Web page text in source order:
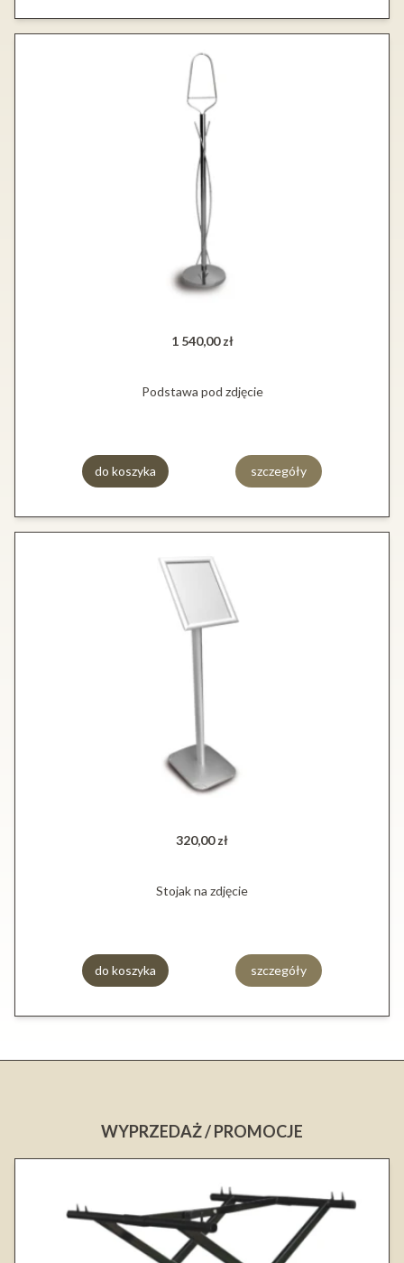
1 540,00 zł
Podstawa pod zdjęcie
do koszyka szczegóły
320,00 zł
Stojak na zdjęcie
do koszyka szczegóły
WYPRZEDAŻ / PROMOCJE